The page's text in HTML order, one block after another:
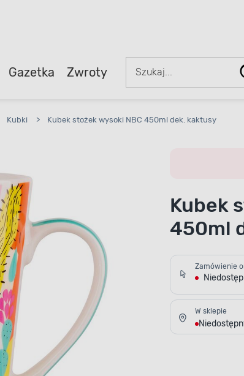
Gazetka Zwroty
Kubki > Kubek stożek wysoki NBC 450ml dek. kaktusy
Kubek
450ml
Zamówienie
W sklepie